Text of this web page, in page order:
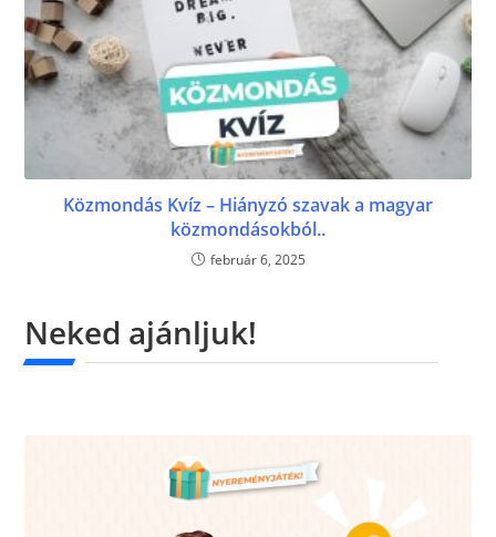
Közmondás Kvíz – Hiányzó szavak a magyar
közmondásokból..
február 6, 2025
Neked ajánljuk!